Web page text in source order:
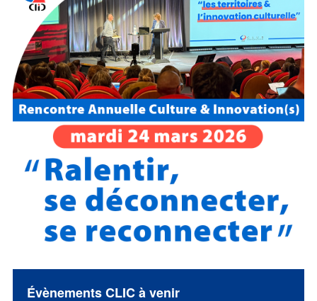
Évènements CLIC à venir